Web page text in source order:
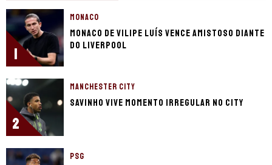
1
MONACO
Monaco de Vilipe Luís vence amistoso diante
do Liverpool
2
MANCHESTER CITY
Savinho vive momento irregular no City
PSG